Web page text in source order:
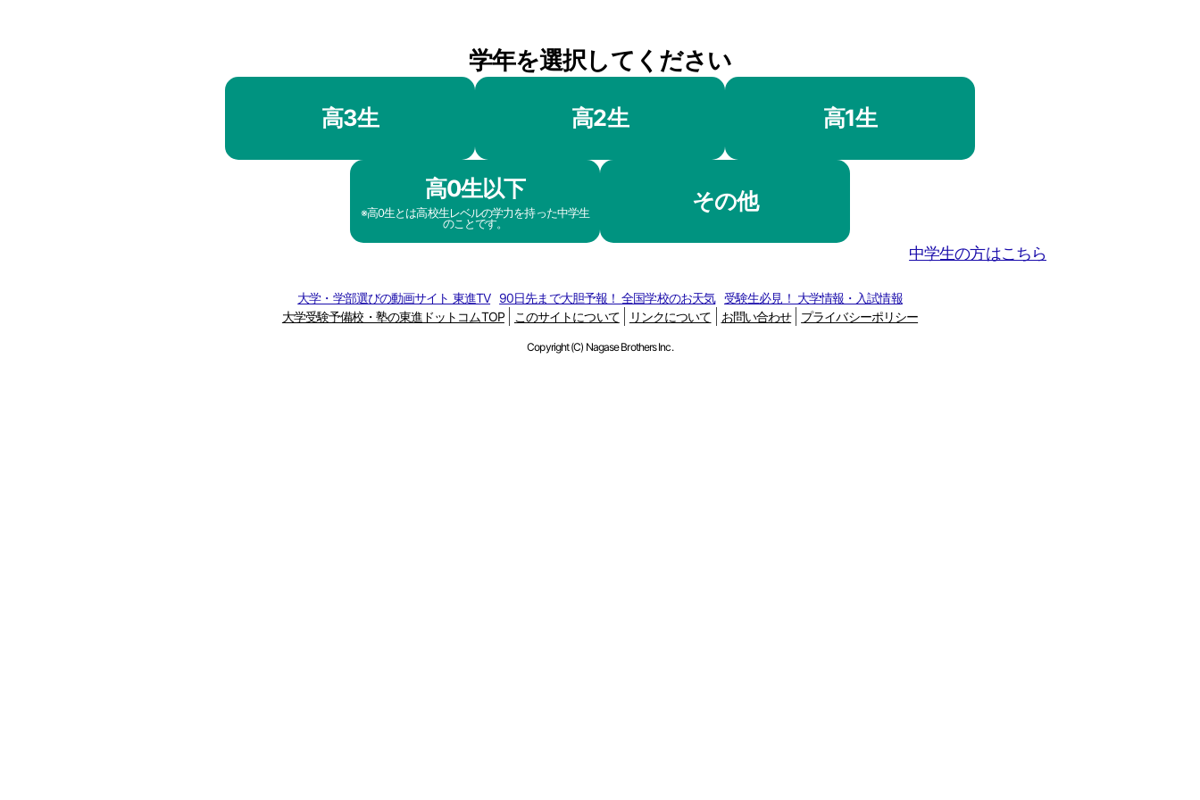
学年を選択してください
高3生 高2生 高1生
高0生以下
※高0生とは高校生レベルの学力を持った中学生
のことです。
その他
中学生の方はこちら
大学・学部選びの動画サイト 東進TV 90日先まで大胆予報！ 全国学校のお天気 受験生必見！ 大学情報・入試情報
大学受験予備校・塾の東進ドットコムTOP
このサイトについて リンクについて お問い合わせ プライバシーポリシー
Copyright (C) Nagase Brothers Inc.